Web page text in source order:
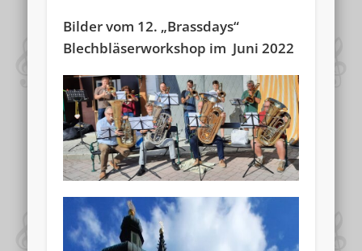
Bilder vom 12. „Brassdays“
Blechbläserworkshop im Juni 2022